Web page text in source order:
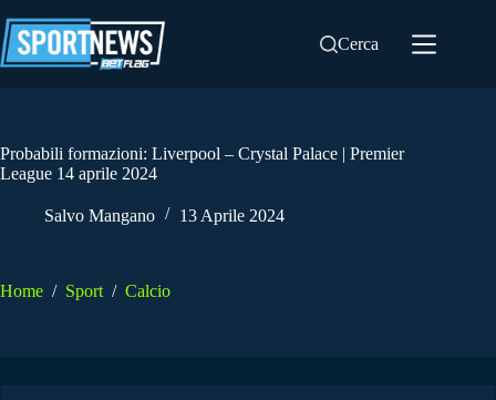
al
contenuto
Cerca
Probabili formazioni: Liverpool – Crystal Palace | Premier
League 14 aprile 2024
Salvo Mangano 13 Aprile 2024
Home / Sport / Calcio